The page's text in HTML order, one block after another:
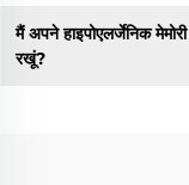
मैं अपने हाइपोएलर्जेनिक
रखूं?